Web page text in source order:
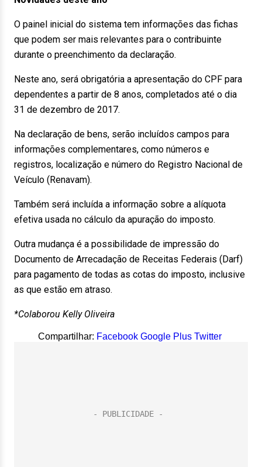
O painel inicial do sistema tem informações das fichas
que podem ser mais relevantes para o contribuinte
durante o preenchimento da declaração.
Neste ano, será obrigatória a apresentação do CPF para
dependentes a partir de 8 anos, completados até o dia
31 de dezembro de 2017.
Na declaração de bens, serão incluídos campos para
informações complementares, como números e
registros, localização e número do Registro Nacional de
Veículo (Renavam).
Também será incluída a informação sobre a alíquota
efetiva usada no cálculo da apuração do imposto.
Outra mudança é a possibilidade de impressão do
Documento de Arrecadação de Receitas Federais (Darf)
para pagamento de todas as cotas do imposto, inclusive
as que estão em atraso.
*Colaborou Kelly Oliveira
Compartilhar: Facebook Google Plus Twitter